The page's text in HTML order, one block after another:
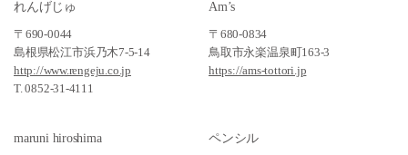
れんげじゅ
〒690-0044
島根県松江市浜乃木7-5-14
http://www.rengeju.co.jp
T. 0852-31-4111
Am’s
〒680-0834
鳥取市永楽温泉町163-3
https://ams-tottori.jp
maruni hiroshima
ペンシル